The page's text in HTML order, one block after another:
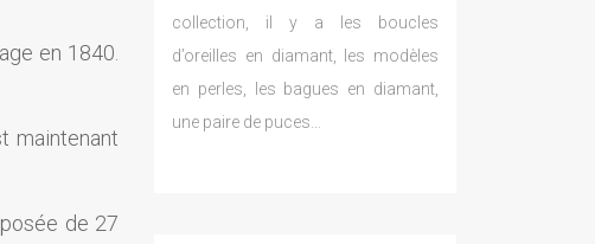
en 1840.
maintenant
de 27
collection, il y a les boucles
d’oreilles en diamant, les modèles
en perles, les bagues en diamant,
une paire de puces…